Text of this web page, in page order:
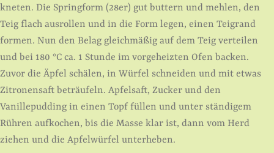
kneten. Die Springform (28er) gut buttern und mehlen, den
Teig flach ausrollen und in die Form legen, einen Teigrand
formen. Nun den Belag gleichmäßig auf dem Teig verteilen
und bei 180 °C ca. 1 Stunde im vorgeheizten Ofen backen.
Zuvor die Äpfel schälen, in Würfel schneiden und mit etwas
Zitronensaft beträufeln. Apfelsaft, Zucker und den
Vanillepudding in einen Topf füllen und unter ständigem
Rühren aufkochen, bis die Masse klar ist, dann vom Herd
ziehen und die Apfelwürfel unterheben.